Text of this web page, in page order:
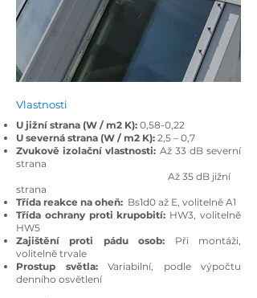
Vlastnosti
U jižní strana (W / m2 K): 0,58-0,22
U severná strana (W / m2 K): 2,5 – 0,7
Zvukově izolační vlastnosti: Až 33 dB severní
strana
Až 35 dB jižní
strana
Třída reakce na oheň: Bs1d0 až E, volitelně A1
Třída ochrany proti krupobití: HW3, volitelně
HW5
Zajištění proti pádu osob: Při montáži,
volitelně trvale
Prostup světla: Variabilní, podle výpočtu
denního osvětlení